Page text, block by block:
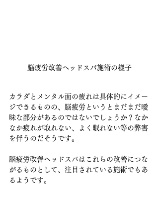
脳疲労改善ヘッドスパ施術の様子
カラダとメンタル面の疲れは具体的にイメー
ジできるものの、脳疲労というとまだまだ曖
昧な部分があるのではないでしょうか？なか
なか疲れが取れない、よく眠れない等の弊害
を伴うのだそうです。
脳疲労改善ヘッドスパはこれらの改善につな
がるものとして、注目されている施術でもあ
るようです。